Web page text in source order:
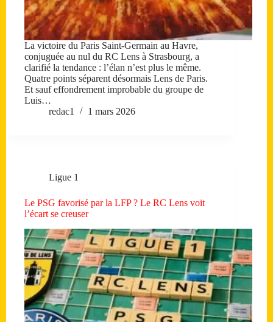
La victoire du Paris Saint-Germain au Havre,
conjuguée au nul du RC Lens à Strasbourg, a
clarifié la tendance : l’élan n’est plus le même.
Quatre points séparent désormais Lens de Paris.
Et sauf effondrement improbable du groupe de
Luis…
redac1
1 mars 2026
Ligue 1
Le PSG favorisé par la LFP ? Le RC Lens voit
l’écart se creuser